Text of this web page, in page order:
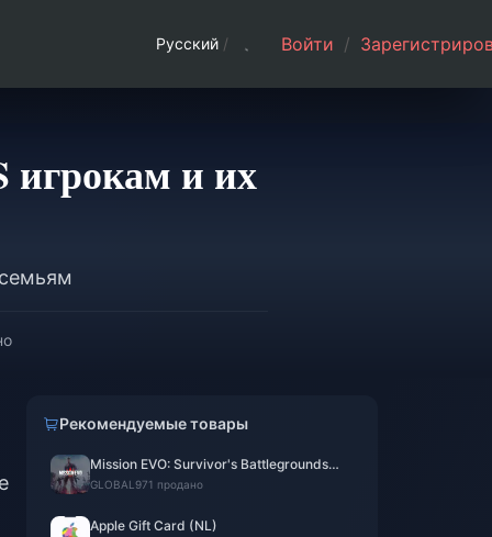
Русский / Войти /
игрокам и их
Рекомендуемые товары
Mission EVO: Survivor's Battlegrounds
EVO Cores
GLOBAL 971 продано
Apple Gift Card (NL)